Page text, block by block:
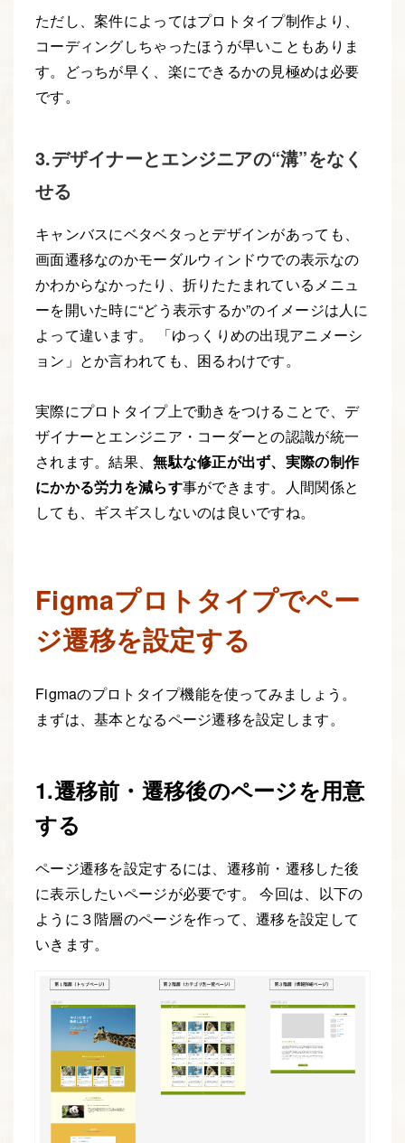
ただし、案件によってはプロトタイプ制作より、
コーディングしちゃったほうが早いこともありま
す。どっちが早く、楽にできるかの見極めは必要
です。
3.デザイナーとエンジニアの“溝”をなく
せる
キャンバスにベタベタっとデザインがあっても、
画面遷移なのかモーダルウィンドウでの表示なの
かわからなかったり、折りたたまれているメニュ
ーを開いた時に“どう表示するか”のイメージは人に
よって違います。 「ゆっくりめの出現アニメーシ
ョン」とか言われても、困るわけです。
実際にプロトタイプ上で動きをつけることで、デ
ザイナーとエンジニア・コーダーとの認識が統一
されます。結果、無駄な修正が出ず、実際の制作
にかかる労力を減らす事ができます。人間関係と
しても、ギスギスしないのは良いですね。
Figmaプロトタイプでペー
ジ遷移を設定する
Figmaのプロトタイプ機能を使ってみましょう。
まずは、基本となるページ遷移を設定します。
1.遷移前・遷移後のページを用意
する
ページ遷移を設定するには、遷移前・遷移した後
に表示したいページが必要です。 今回は、以下の
ように３階層のページを作って、遷移を設定して
いきます。